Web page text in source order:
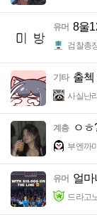
유머 8울
검찰총
기타 출
사실난
계층 ㅇ
부엔까
유머 얼
드라고